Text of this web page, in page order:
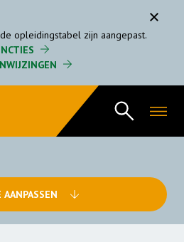
opleidingstabel zijn aangepast.
AANPASSEN